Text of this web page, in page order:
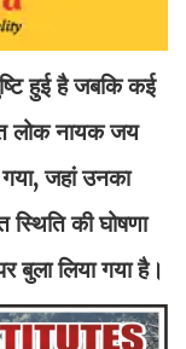
हुई है जबकि कई
लोक नायक जय
जहां उनका
की घोषणा
बुला लिया गया है।